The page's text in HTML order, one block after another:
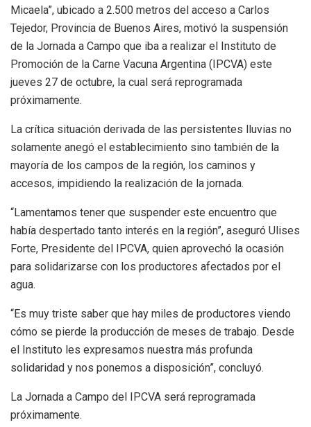
Micaela”, ubicado a 2.500 metros del acceso a Carlos
Tejedor, Provincia de Buenos Aires, motivó la suspensión
de la Jornada a Campo que iba a realizar el Instituto de
Promoción de la Carne Vacuna Argentina (IPCVA) este
jueves 27 de octubre, la cual será reprogramada
próximamente.
La crítica situación derivada de las persistentes lluvias no
solamente anegó el establecimiento sino también de la
mayoría de los campos de la región, los caminos y
accesos, impidiendo la realización de la jornada.
“Lamentamos tener que suspender este encuentro que
había despertado tanto interés en la región”, aseguró Ulises
Forte, Presidente del IPCVA, quien aprovechó la ocasión
para solidarizarse con los productores afectados por el
agua.
“Es muy triste saber que hay miles de productores viendo
cómo se pierde la producción de meses de trabajo. Desde
el Instituto les expresamos nuestra más profunda
solidaridad y nos ponemos a disposición”, concluyó.
La Jornada a Campo del IPCVA será reprogramada
próximamente.